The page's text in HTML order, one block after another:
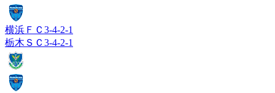
横浜ＦＣ 3-4-2-1
栃木ＳＣ 3-4-2-1